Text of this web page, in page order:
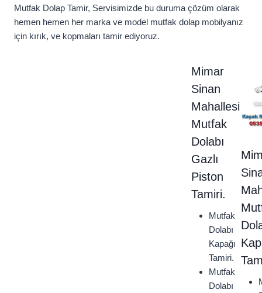
Mutfak Dolap Tamir, Servisimizde bu duruma çözüm olarak
hemen hemen her marka ve model mutfak dolap mobilyanız
için kırık, ve kopmaları tamir ediyoruz.
Mimar
Sinan
Mahallesi
Mutfak
Dolabı
Gazlı
Piston
Tamiri.
Mutfak
Dolabı
Kapağı
Tamiri.
Mutfak
Dolabı